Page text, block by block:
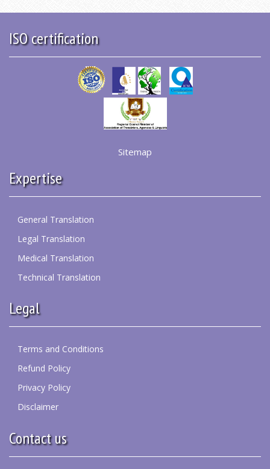
ISO certification
Sitemap
Expertise
General Translation
Legal Translation
Medical Translation
Technical Translation
Legal
Terms and Conditions
Refund Policy
Privacy Policy
Disclaimer
Contact us